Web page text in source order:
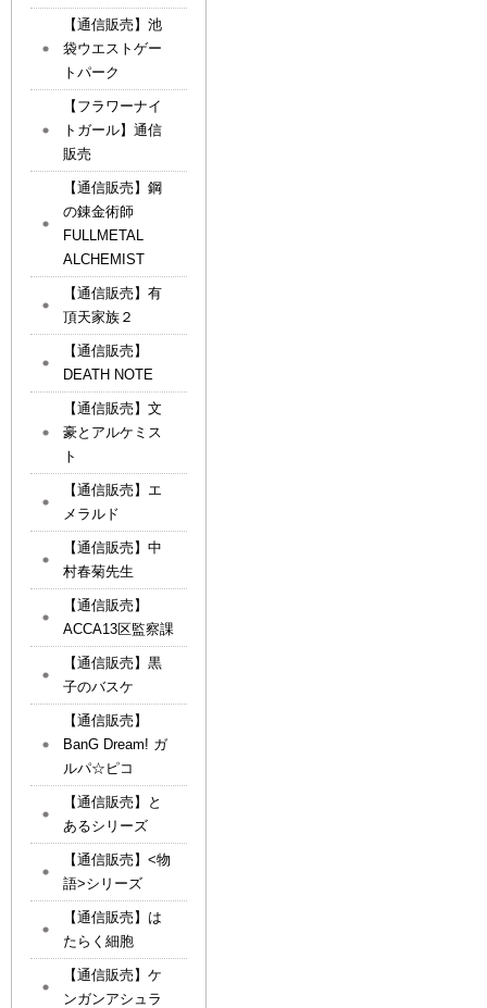
【通信販売】池
袋ウエストゲー
トパーク
【フラワーナイ
トガール】通信
販売
【通信販売】鋼
の錬金術師
FULLMETAL
ALCHEMIST
【通信販売】有
頂天家族２
【通信販売】
DEATH NOTE
【通信販売】文
豪とアルケミス
ト
【通信販売】エ
メラルド
【通信販売】中
村春菊先生
【通信販売】
ACCA13区監察課
【通信販売】黒
子のバスケ
【通信販売】
BanG Dream! ガ
ルパ☆ピコ
【通信販売】と
あるシリーズ
【通信販売】<物
語>シリーズ
【通信販売】は
たらく細胞
【通信販売】ケ
ンガンアシュラ